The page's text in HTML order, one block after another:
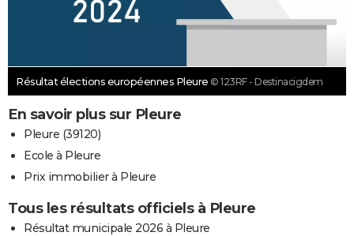
Résultat élections européennes Pleure © 123RF - Destinacigdem
En savoir plus sur Pleure
Pleure (39120)
Ecole à Pleure
Prix immobilier à Pleure
Tous les résultats officiels à Pleure
Résultat municipale 2026 à Pleure